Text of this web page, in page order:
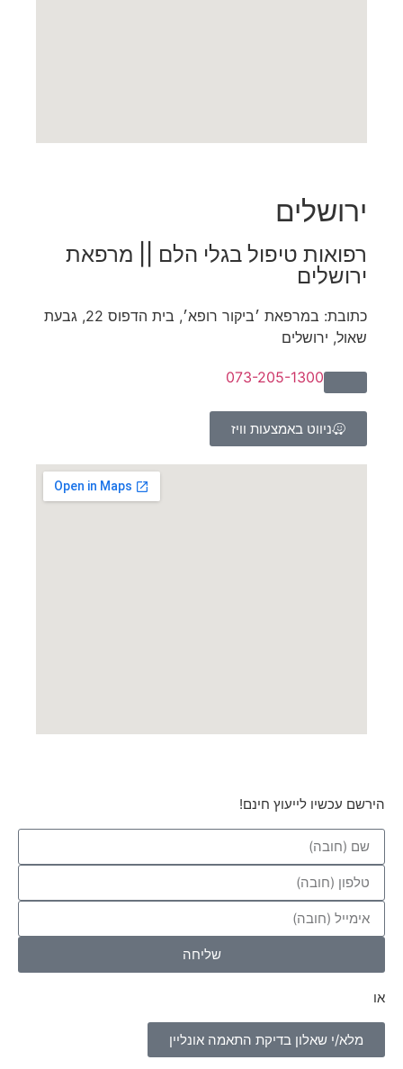
ירושלים
רפואות טיפול בגלי הלם || מרפאת
ירושלים​
כתובת: במרפאת ׳ביקור רופא׳, בית הדפוס 22, גבעת
שאול, ירושלים
073-205-1300
ניווט באמצעות וויז
הירשם עכשיו לייעוץ חינם!
שליחה
או
מלא/י שאלון בדיקת התאמה אונליין